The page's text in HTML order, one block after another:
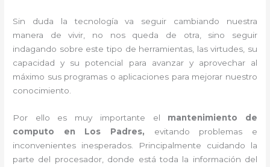
Sin duda la tecnología va seguir cambiando nuestra
manera de vivir, no nos queda de otra, sino seguir
indagando sobre este tipo de herramientas, las virtudes, su
capacidad y su potencial para avanzar y aprovechar al
máximo sus programas o aplicaciones para mejorar nuestro
conocimiento.
Por ello es muy importante el mantenimiento de
computo en Los Padres, evitando problemas e
inconvenientes inesperados. Principalmente cuidando la
parte del procesador, donde está toda la información del